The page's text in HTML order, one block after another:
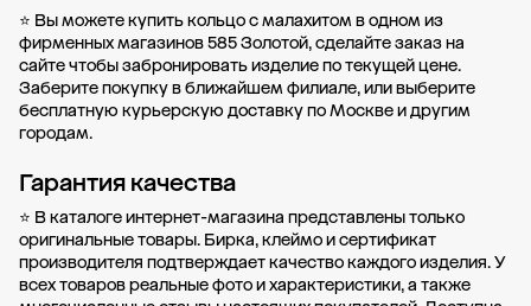
⭐ Вы можете купить кольцо с малахитом в одном из
фирменных магазинов 585 Золотой, сделайте заказ на
сайте чтобы забронировать изделие по текущей цене.
Заберите покупку вближайшем филиале, или выберите
бесплатную курьерскую доставку по Москве и другим
городам.
Гарантия качества
⭐ В каталоге интернет-магазина представлены только
оригинальные товары. Бирка, клеймо и сертификат
производителя подтверждает качество каждого изделия. У
всех товаров реальные фото и характеристики, а также